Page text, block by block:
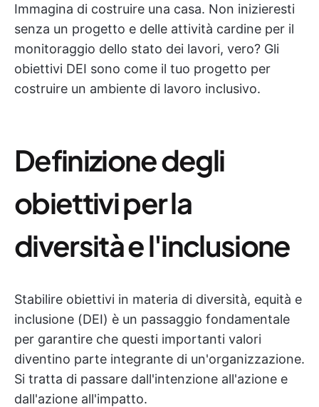
Immagina di costruire una casa. Non inizieresti
senza un progetto e delle attività cardine per il
monitoraggio dello stato dei lavori, vero? Gli
obiettivi DEI sono come il tuo progetto per
costruire un ambiente di lavoro inclusivo.
Definizione degli
obiettivi per la
diversità e l'inclusione
Stabilire obiettivi in materia di diversità, equità e
inclusione (DEI) è un passaggio fondamentale
per garantire che questi importanti valori
diventino parte integrante di un'organizzazione.
Si tratta di passare dall'intenzione all'azione e
dall'azione all'impatto.